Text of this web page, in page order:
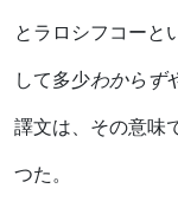
とラロシフコーと
して多少わからず
譯文は、その意味
つた。